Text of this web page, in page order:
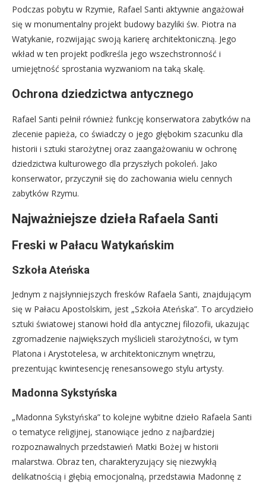
Podczas pobytu w Rzymie, Rafael Santi aktywnie angażował
się w monumentalny projekt budowy bazyliki św. Piotra na
Watykanie, rozwijając swoją karierę architektoniczną. Jego
wkład w ten projekt podkreśla jego wszechstronność i
umiejętność sprostania wyzwaniom na taką skalę.
Ochrona dziedzictwa antycznego
Rafael Santi pełnił również funkcję konserwatora zabytków na
zlecenie papieża, co świadczy o jego głębokim szacunku dla
historii i sztuki starożytnej oraz zaangażowaniu w ochronę
dziedzictwa kulturowego dla przyszłych pokoleń. Jako
konserwator, przyczynił się do zachowania wielu cennych
zabytków Rzymu.
Najważniejsze dzieła Rafaela Santi
Freski w Pałacu Watykańskim
Szkoła Ateńska
Jednym z najsłynniejszych fresków Rafaela Santi, znajdującym
się w Pałacu Apostolskim, jest „Szkoła Ateńska”. To arcydzieło
sztuki światowej stanowi hołd dla antycznej filozofii, ukazując
zgromadzenie największych myślicieli starożytności, w tym
Platona i Arystotelesa, w architektonicznym wnętrzu,
prezentując kwintesencję renesansowego stylu artysty.
Madonna Sykstyńska
„Madonna Sykstyńska” to kolejne wybitne dzieło Rafaela Santi
o tematyce religijnej, stanowiące jedno z najbardziej
rozpoznawalnych przedstawień Matki Bożej w historii
malarstwa. Obraz ten, charakteryzujący się niezwykłą
delikatnością i głębią emocjonalną, przedstawia Madonnę z